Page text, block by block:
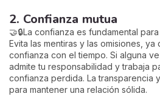
2. Confianza mutua
🤝🔒La confianza es fundamental
Evita las mentiras y las omisiones,
confianza con el tiempo. Si alguna
admite tu responsabilidad y trabaja
confianza perdida. La transparencia
para mantener una relación sólida.